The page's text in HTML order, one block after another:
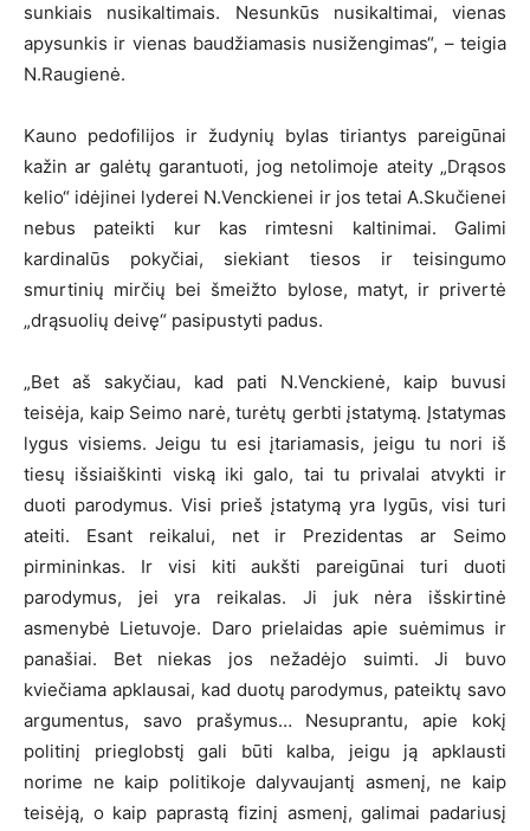
sunkiais nusikaltimais. Nesunkūs nusikaltimai, vienas
apysunkis ir vienas baudžiamasis nusižengimas“, – teigia
N.Raugienė.
Kauno pedofilijos ir žudynių bylas tiriantys pareigūnai
kažin ar galėtų garantuoti, jog netolimoje ateity „Drąsos
kelio“ idėjinei lyderei N.Venckienei ir jos tetai A.Skučienei
nebus pateikti kur kas rimtesni kaltinimai. Galimi
kardinalūs pokyčiai, siekiant tiesos ir teisingumo
smurtinių mirčių bei šmeižto bylose, matyt, ir privertė
„drąsuolių deivę“ pasipustyti padus.
„Bet aš sakyčiau, kad pati N.Venckienė, kaip buvusi
teisėja, kaip Seimo narė, turėtų gerbti įstatymą. Įstatymas
lygus visiems. Jeigu tu esi įtariamasis, jeigu tu nori iš
tiesų išsiaiškinti viską iki galo, tai tu privalai atvykti ir
duoti parodymus. Visi prieš įstatymą yra lygūs, visi turi
ateiti. Esant reikalui, net ir Prezidentas ar Seimo
pirmininkas. Ir visi kiti aukšti pareigūnai turi duoti
parodymus, jei yra reikalas. Ji juk nėra išskirtinė
asmenybė Lietuvoje. Daro prielaidas apie suėmimus ir
panašiai. Bet niekas jos nežadėjo suimti. Ji buvo
kviečiama apklausai, kad duotų parodymus, pateiktų savo
argumentus, savo prašymus… Nesuprantu, apie kokį
politinį prieglobstį gali būti kalba, jeigu ją apklausti
norime ne kaip politikoje dalyvaujantį asmenį, ne kaip
teisėją, o kaip paprastą fizinį asmenį, galimai padariusį